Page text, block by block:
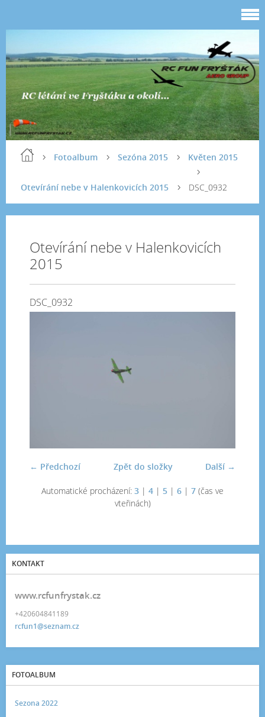
Fotoalbum Sezóna 2015 Květen 2015
Otevírání nebe v Halenkovicích 2015 DSC_0932
Otevírání nebe v Halenkovicích
2015
DSC_0932
← Předchozí Další →
Zpět do složky
Automatické procházení: 3 | 4 | 5 | 6 | 7 (čas ve
vteřinách)
KONTAKT
www.rcfunfrystak.cz
+420604841189
rcfun1@seznam.cz
FOTOALBUM
Sezona 2022